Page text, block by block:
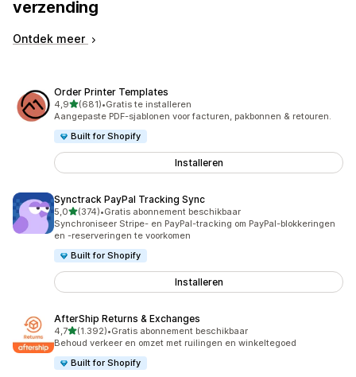
verzending
Ontdek meer
Order Printer Templates
4,9van 5 sterren
(681)
681 recensies in totaal
•Gratis te installeren
Aangepaste PDF-sjablonen voor facturen, pakbonnen & retouren.
Built for Shopify
Installeren
Synctrack PayPal Tracking Sync
5,0van 5 sterren
(374)
374 recensies in totaal
•Gratis abonnement beschikbaar
Synchroniseer Stripe- en PayPal-tracking om PayPal-blokkeringen
en -reserveringen te voorkomen
Built for Shopify
Installeren
AfterShip Returns & Exchanges
4,7van 5 sterren
(1.392)
1392 recensies in totaal
•Gratis abonnement beschikbaar
Behoud verkeer en omzet met ruilingen en winkeltegoed
Built for Shopify